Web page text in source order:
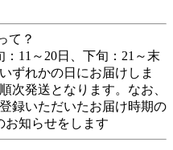
て？
：11～20日、下旬：21～末
ずれかの日にお届けしま
次発送となります。なお、
録いただいたお届け時期の
お知らせをします